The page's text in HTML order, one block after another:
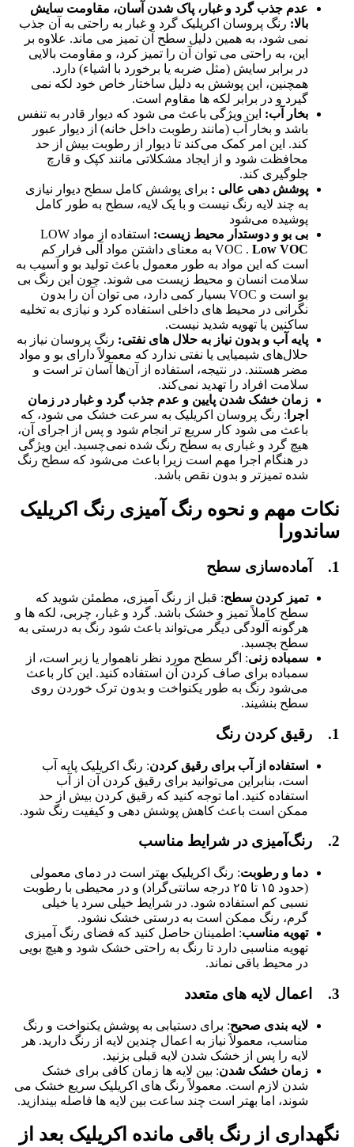
عدم جذب گرد و غبار، پاک شدن آسان، مقاومت سایش
بالا: رنگ پروسان اکریلیک گرد و غبار به راحتی به آن جذب
نمی ‌شود، به همین دلیل سطح آن تمیز می‌ ماند. علاوه بر
این، به راحتی می‌ توان آن را تمیز کرد، و مقاومت بالایی
در برابر سایش (مثل ضربه یا برخورد با اشیاء) دارد.
همچنین، این پوشش به دلیل ساختار خاص خود لکه نمی
‌گیرد و در برابر لکه ‌ها مقاوم است.
بخار آب: این ویژگی باعث می ‌شود که دیوار قادر به تنفس
باشد و بخار آب (مانند رطوبت داخل خانه) از دیوار عبور
کند. این امر کمک می‌کند تا دیوار از رطوبت بیش از حد
محافظت شود و از ایجاد مشکلاتی مانند کپک و قارچ
جلوگیری کند.
پوشش دهی عالی : برای پوشش کامل سطح دیوار نیازی
به چند لایه رنگ نیست و با یک لایه، سطح به‌ طور کامل
پوشیده می‌شود
بی بو و دوستدار محیط زیست:
استفاده از مواد LOW
VOC . Low VOC
به معنای داشتن مواد آلی فرار کم
است که این مواد به ‌طور معمول باعث تولید بو و آسیب به
سلامت انسان و محیط زیست می ‌شوند. چون این رنگ بی‌
بو است و VOC بسیار کمی دارد، می ‌توان آن را بدون
نگرانی در محیط‌ های داخلی استفاده کرد و نیازی به تخلیه
ساکنین یا تهویه شدید نیست.
پایه آب و بدون نیاز به حلال های نفتی: رنگ پروسان نیاز به
حلال‌های شیمیایی یا نفتی ندارد که معمولاً دارای بو و مواد
مضر هستند. در نتیجه، استفاده از آن‌ها آسان‌ تر است و
سلامت افراد را تهدید نمی‌کند.
زمان خشک شدن پایین و عدم جذب گرد و غبار در زمان
اجرا : رنگ پروسان اکریلیک به سرعت خشک می ‌شود، که
باعث می ‌شود کار سریع‌ تر انجام شود و پس از اجرای آن،
هیچ گرد و غباری به سطح رنگ شده نمی‌چسبد. این ویژگی
در هنگام اجرا مهم است زیرا باعث می‌شود که سطح رنگ‌
شده تمیزتر و بدون نقص باشد.
نکات مهم و نحوه رنگ آمیزی رنگ اکریلیک
ساندورا
1. آماده‌سازی سطح
تمیز کردن سطح: قبل از رنگ ‌آمیزی، مطمئن شوید که
سطح کاملاً تمیز و خشک باشد. گرد و غبار، چربی، لکه‌ ها و
هرگونه آلودگی دیگر می‌تواند باعث شود رنگ به درستی به
سطح بچسبد.
سمباده ‌زنی: اگر سطح مورد نظر ناهموار یا زبر است، از
سمباده برای صاف کردن آن استفاده کنید. این کار باعث
می‌شود رنگ به طور یکنواخت و بدون ترک خوردن روی
سطح بنشیند.
1. رقیق کردن رنگ
استفاده از آب برای رقیق کردن: رنگ اکریلیک پایه آب
است، بنابراین می‌توانید برای رقیق کردن آن از آب
استفاده کنید. اما توجه کنید که رقیق کردن بیش از حد
ممکن است باعث کاهش پوشش ‌دهی و کیفیت رنگ شود.
2. رنگ‌آمیزی در شرایط مناسب
دما و رطوبت: رنگ اکریلیک بهتر است در دمای معمولی
(حدود ۱۵ تا ۲۵ درجه سانتی‌گراد) و در محیطی با رطوبت
نسبی کم استفاده شود. در شرایط خیلی سرد یا خیلی
گرم، رنگ ممکن است به درستی خشک نشود.
تهویه مناسب: اطمینان حاصل کنید که فضای رنگ ‌آمیزی
تهویه مناسبی دارد تا رنگ به راحتی خشک شود و هیچ بویی
در محیط باقی نماند.
3. اعمال لایه ‌های متعدد
لایه ‌بندی صحیح: برای دستیابی به پوشش یکنواخت و رنگ
مناسب، معمولاً نیاز به اعمال چندین لایه از رنگ دارید. هر
لایه را پس از خشک شدن لایه قبلی بزنید.
زمان خشک شدن: بین لایه‌ ها زمان کافی برای خشک
شدن لازم است. معمولاً رنگ ‌های اکریلیک سریع خشک می‌
شوند، اما بهتر است چند ساعت بین لایه‌ ها فاصله بیندازید.
نگهداری از رنگ باقی مانده اکریلیک بعد از